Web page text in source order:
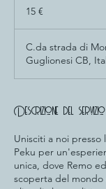
15 €
C.da strada di
Guglionesi CB,
Descrizione del servizio
Unisciti a noi
Peku per
unica, dove Remo
scoperta del